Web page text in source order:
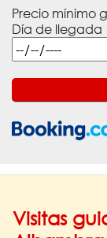
Precio mínimo
Día de llegada
Visitas